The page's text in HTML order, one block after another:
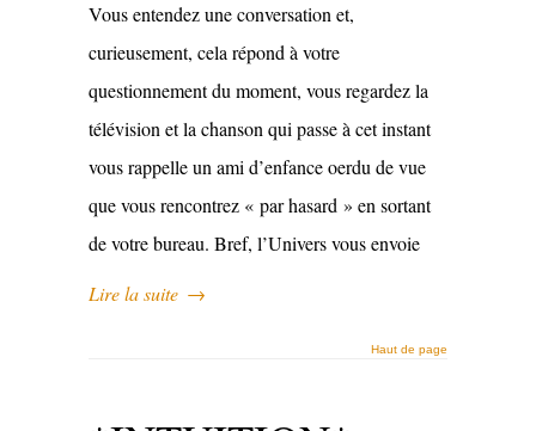
Vous entendez une conversation et,
curieusement, cela répond à votre
questionnement du moment, vous regardez la
télévision et la chanson qui passe à cet instant
vous rappelle un ami d’enfance oerdu de vue
que vous rencontrez « par hasard » en sortant
de votre bureau. Bref, l’Univers vous envoie
Lire la suite →
Haut de page